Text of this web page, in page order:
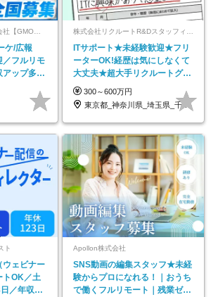
GMOコネクトHR株式会社【GMOインターネットグループ】
ケ/広報
／フルリモ
アップ多数
ITサポート★未経験歓迎★フリ
ーターOK!経歴は気にしなくて
大丈夫★超大手リクルートグル
ープの正社員/sg
300～600万円
東京都_神奈川県_埼玉県_千葉県_大阪府…
ト
ウェビナー
トOK／土
／年収
Apollon株式会社
SNS動画の編集スタッフ★未経
験からプロになれる！｜おうち
で働くフルリモート｜残業ゼロ